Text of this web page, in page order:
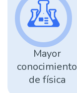
Mayor
conocimiento
de física